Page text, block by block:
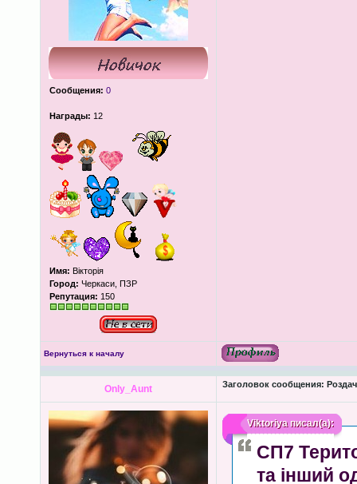
Сообщения: 0
Награды: 12
Имя: Вікторія
Город: Черкаси, ПЗР
Репутация: 150
Вернуться к началу
Only_Aunt Заголовок сообщения:
Viktoriyaписал(а):
СП7
та інший